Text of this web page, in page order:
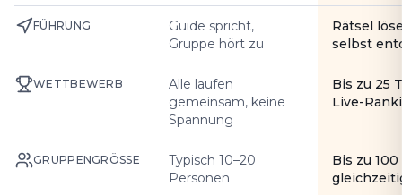
FÜHRUNG
Guide spricht,
Gruppe hört zu
Rätsel
selbst
WETTBEWERB
Alle laufen
gemeinsam, keine
Spannung
Bis zu 25
Live-
GRUPPENGRÖSSE
Typisch 10–20
Personen
Bis zu